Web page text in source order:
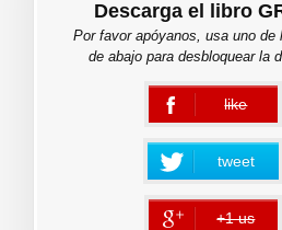
Descarga el libro
Por favor apóyanos, usa uno de
de abajo para desbloquear la
like
error
tweet
+1 us
error